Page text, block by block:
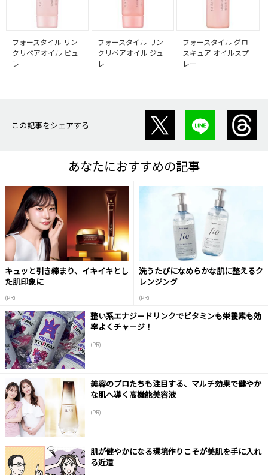
フォースタイル リン
クリペアオイル ピュ
レ
フォースタイル リン
クリペアオイル ジュ
レ
フォースタイル グロ
スキュア オイルスプ
レー
この記事をシェアする
あなたにおすすめの記事
キュッと引き締まり、イキイキとし
た肌印象に
(PR)
洗うたびになめらかな肌に整えるク
レンジング
(PR)
整い系エナジードリンクでビタミンも栄養素も効
率よくチャージ！
(PR)
美容のプロたちも注目する、マルチ効果で健やか
な肌へ導く高機能美容液
(PR)
肌が健やかになる環境作りこそが美肌を手に入れ
る近道